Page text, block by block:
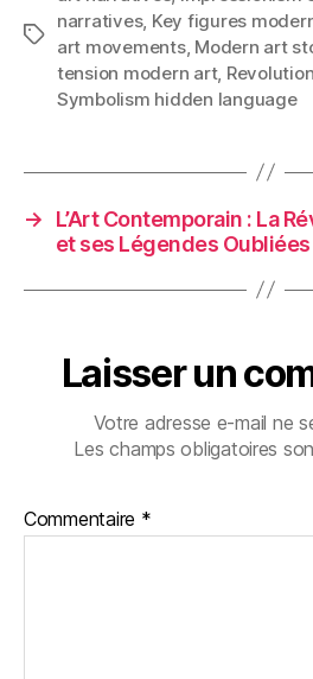
Étiquettes
narratives, Key figures
art movements, Modern art
tension modern art,
Symbolism hidden language
→
L’Art Contemporain : La
et ses Légendes Oubliées
Laisser un
Votre adresse e-mail ne
Les champs obligatoires
Commentaire *